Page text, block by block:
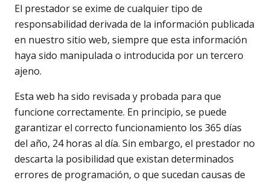
El prestador se exime de cualquier tipo de
responsabilidad derivada de la información publicada
en nuestro sitio web, siempre que esta información
haya sido manipulada o introducida por un tercero
ajeno.
Esta web ha sido revisada y probada para que
funcione correctamente. En principio, se puede
garantizar el correcto funcionamiento los 365 días
del año, 24 horas al día. Sin embargo, el prestador no
descarta la posibilidad que existan determinados
errores de programación, o que sucedan causas de